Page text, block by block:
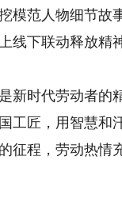
范人物细节故
线下联动释放精
时代劳动者的
工匠，用智慧和
征程，劳动热情